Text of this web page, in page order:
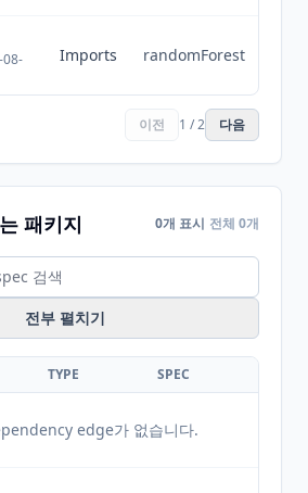
08-
Imports randomForest
이전 1 / 2 다음
패키지 0개 표시 전체 0개
전부 펼치기
TYPE SPEC
edge가 없습니다.